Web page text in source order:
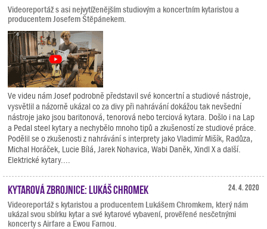
Videoreportáž s asi nejvytíženějším studiovým a koncertním kytaristou a
producentem Josefem Štěpánekem.
Ve videu nám Josef podrobně představil své koncertní a studiové nástroje,
vysvětlil a názorně ukázal co za divy při nahrávání dokážou tak nevšední
nástroje jako jsou baritonová, tenorová nebo terciová kytara. Došlo i na Lap
a Pedal steel kytary a nechybělo mnoho tipů a zkušeností ze studiové práce.
Podělil se o zkušenosti z nahrávání s interprety jako Vladimír Mišík, Radůza,
Michal Horáček, Lucie Bílá, Jarek Nohavica, Wabi Daněk, Xindl X a další.
Elektrické kytary....
24. 4. 2020
Kytarová zbrojnice: Lukáš Chromek
Videoreportáž s kytaristou a producentem Lukášem Chromkem, který nám
ukázal svou sbírku kytar a své kytarové vybavení, prověřené nesčetnými
koncerty s Airfare a Ewou Farnou.